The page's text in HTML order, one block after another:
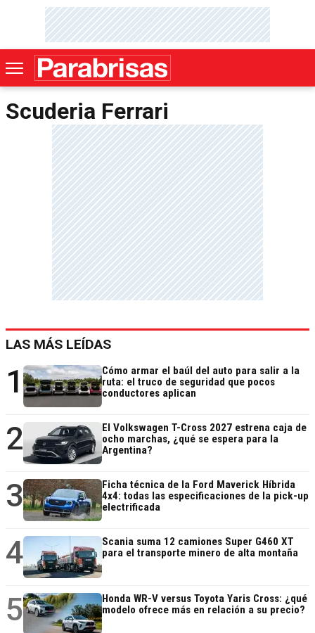
Scuderia Ferrari
LAS MÁS LEÍDAS
1
Cómo armar el baúl del auto para salir a la
ruta: el truco de seguridad que pocos
conductores aplican
2
El Volkswagen T-Cross 2027 estrena caja de
ocho marchas, ¿qué se espera para la
Argentina?
3
Ficha técnica de la Ford Maverick Híbrida
4x4: todas las especificaciones de la pick-up
electrificada
4
Scania suma 12 camiones Super G460 XT
para el transporte minero de alta montaña
5
Honda WR-V versus Toyota Yaris Cross: ¿qué
modelo ofrece más en relación a su precio?